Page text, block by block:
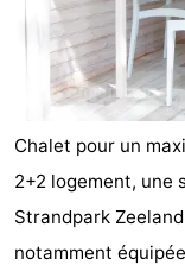
Chalet pour un
2+2 logement, une
Strandpark
notamment